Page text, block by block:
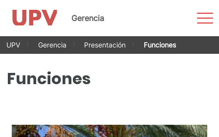
Saltar
Gerencia
UPV Gerencia Presentación Funciones
Funciones